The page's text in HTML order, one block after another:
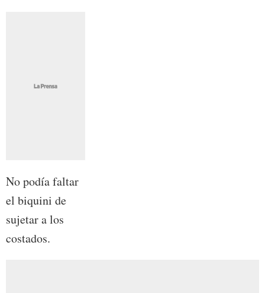
No podía faltar
el biquini de
sujetar a los
costados.